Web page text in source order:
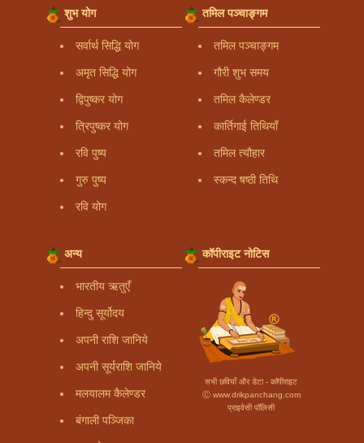
शुभ योग
सर्वार्थ सिद्धि योग
अमृत सिद्धि योग
द्विपुष्कर योग
त्रिपुष्कर योग
रवि पुष्य
गुरु पुष्य
रवि योग
तमिल पञ्चाङ्गम
तमिल पञ्चाङ्गम
गौरी शुभ समय
तमिल कैलेण्डर
कार्तिगाई तिथियाँ
तमिल त्यौहार
स्कन्द षष्ठी तिथि
अन्य
भारतीय ऋतुएँ
हिन्दु सूर्योदय
अपनी राशि जानिये
अपनी सूर्यराशि जानिये
मलयालम कैलेण्डर
बंगाली पञ्जिका
कॉपीराइट नोटिस
सभी छवियाँ और डेटा - कॉपीराइट
Ⓒ www.drikpanchang.com
प्राइवेसी पॉलिसी